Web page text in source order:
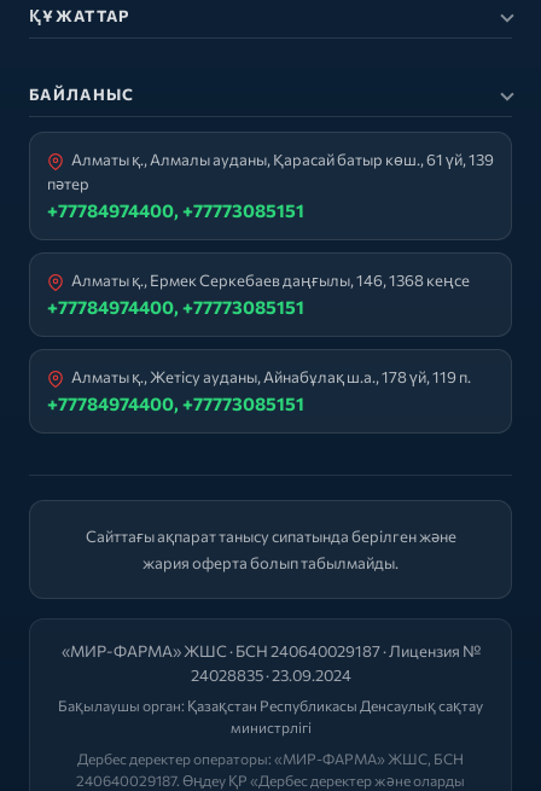
ҚҰЖАТТАР
БАЙЛАНЫС
Алматы қ., Алмалы ауданы, Қарасай батыр көш., 61 үй, 139
пәтер
+77784974400, +77773085151
Алматы қ., Ермек Серкебаев даңғылы, 146, 1368 кеңсе
+77784974400, +77773085151
Алматы қ., Жетісу ауданы, Айнабұлақ ш.а., 178 үй, 119 п.
+77784974400, +77773085151
Сайттағы ақпарат танысу сипатында берілген және
жария оферта болып табылмайды.
«МИР-ФАРМА» ЖШС · БСН 240640029187 · Лицензия №
24028835 · 23.09.2024
Бақылаушы орган: Қазақстан Республикасы Денсаулық сақтау
министрлігі
Дербес деректер операторы: «МИР-ФАРМА» ЖШС, БСН
240640029187. Өңдеу ҚР «Дербес деректер және оларды